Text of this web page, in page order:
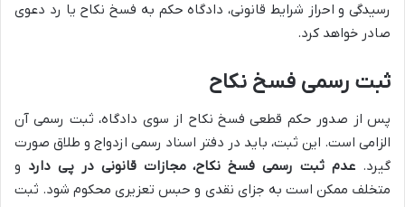
رسیدگی و احراز شرایط قانونی، دادگاه حکم به فسخ نکاح یا رد دعوی
صادر خواهد کرد.
ثبت رسمی فسخ نکاح
پس از صدور حکم قطعی فسخ نکاح از سوی دادگاه، ثبت رسمی آن
الزامی است. این ثبت، باید در دفتر اسناد رسمی ازدواج و طلاق صورت
گیرد. عدم ثبت رسمی فسخ نکاح، مجازات قانونی در پی دارد و
متخلف ممکن است به جزای نقدی و حبس تعزیری محکوم شود. ثبت